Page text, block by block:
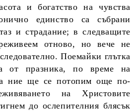
и богатство на чувства
единство са събрани
и страдание; в следващите
отново, но вече не
Поемайки глътка
от празника, по време на
ние ще се потопим още по-
на Христовите
до ослепителния блясък